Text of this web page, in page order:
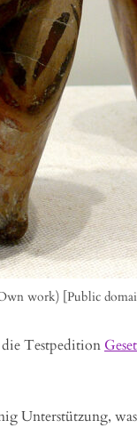
work) [Public
Testpedition
Unterstützung,